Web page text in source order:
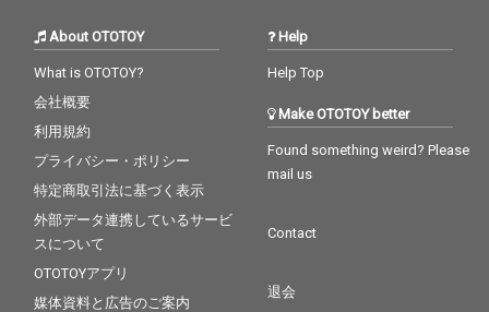
About OTOTOY
What is OTOTOY?
会社概要
利用規約
プライバシー・ポリシー
特定商取引法に基づく表示
外部データ連携しているサービ
スについて
OTOTOYアプリ
媒体資料と広告のご案内
Help
Help Top
Make OTOTOY better
Found something weird? Please
mail us
Contact
退会